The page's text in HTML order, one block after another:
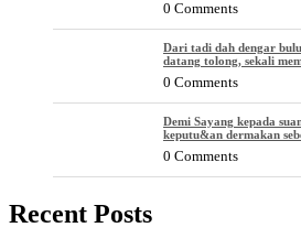
0 Comments
Dari tadi dah dengar
datang tolong, sekali
0 Comments
Demi Sayang kepada
keputu&an dermakan
0 Comments
Recent Posts